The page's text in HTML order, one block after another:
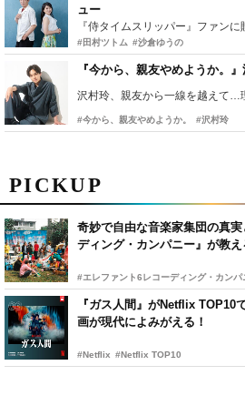
PICKUP
奇妙で自由な音楽家集団の真
ディング・カンパニー』が教
#エレファント6レコーディング・カンパ
『ガス人間』がNetflix TOP10
画が現代によみがえる！
#Netflix #Netflix TOP10
ュー
#田村ツトム #沙倉ゆうの
『今から、親友やめようか。
沢村玲、親友から一線を越えて…
#今から、親友やめようか。 #沢村玲